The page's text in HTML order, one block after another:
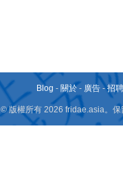
Blog - 關於 - 廣告 -招
© 版權所有 2026 fridae.asia。